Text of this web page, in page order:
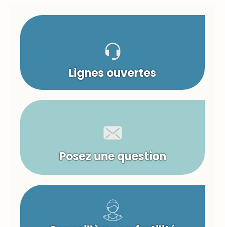
Lignes ouvertes
Posez une question